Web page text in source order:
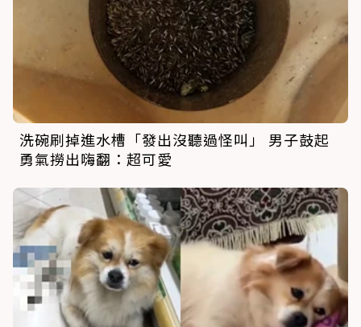
洗碗刷掉進水槽「發出沒聽過怪叫」 男子鼓起
勇氣撈出嗨翻：超可愛